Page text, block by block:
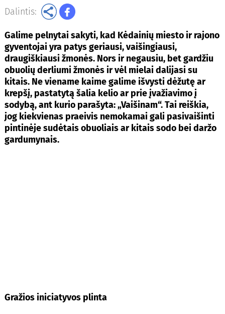
Dalintis:
Galime pelnytai sakyti, kad Kėdainių miesto ir rajono
gyventojai yra patys geriausi, vaišingiausi,
draugiškiausi žmonės. Nors ir negausiu, bet gardžiu
obuolių derliumi žmonės ir vėl mielai dalijasi su
kitais. Ne viename kaime galime išvysti dėžutę ar
krepšį, pastatytą šalia kelio ar prie įvažiavimo į
sodybą, ant kurio parašyta: „Vaišinam“. Tai reiškia,
jog kiekvienas praeivis nemokamai gali pasivaišinti
pintinėje sudėtais obuoliais ar kitais sodo bei daržo
gardumynais.
Gražios iniciatyvos plinta